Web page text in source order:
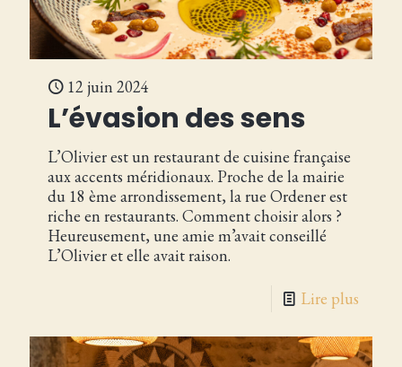
12 juin 2024
L’évasion des sens
L’Olivier est un restaurant de cuisine française
aux accents méridionaux. Proche de la mairie
du 18 ème arrondissement, la rue Ordener est
riche en restaurants. Comment choisir alors ?
Heureusement, une amie m’avait conseillé
L’Olivier et elle avait raison.
Lire plus